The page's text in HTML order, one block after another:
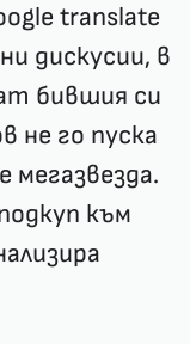
translate
дискусии, в
бившия си
не го пуска
към